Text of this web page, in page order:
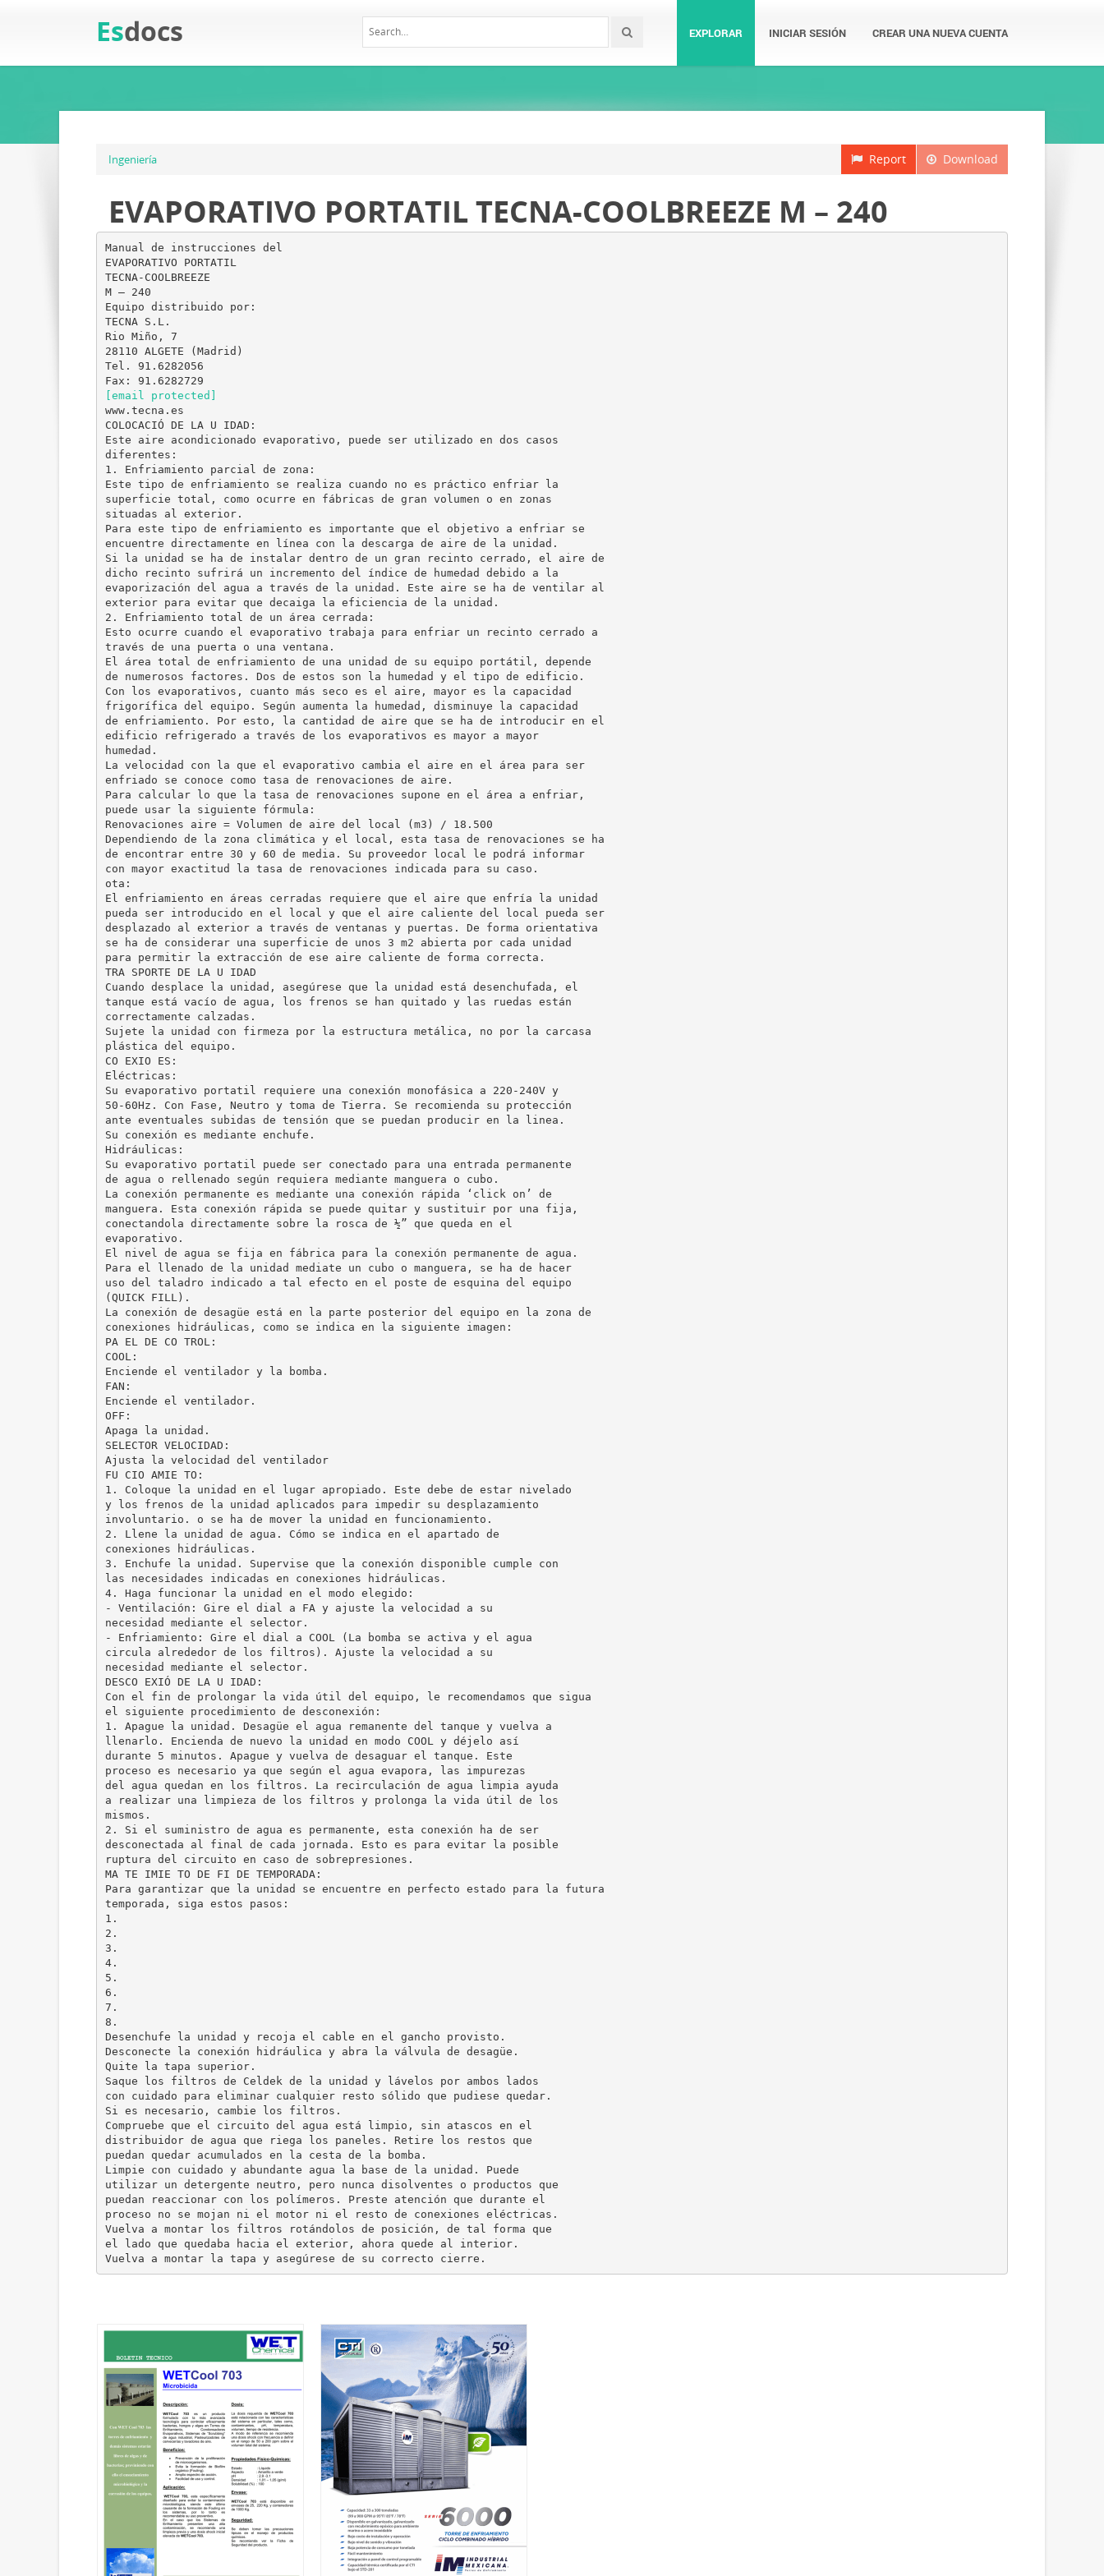
Esdocs EXPLORAR INICIAR SESIÓN CREAR UNA NUEVA CUENTA
Download
Report
Ingeniería
EVAPORATIVO PORTATIL TECNA-COOLBREEZE M – 240
Manual de instrucciones del
EVAPORATIVO PORTATIL
TECNA-COOLBREEZE
M – 240
Equipo distribuido por:
TECNA S.L.
Rio Miño, 7
28110 ALGETE (Madrid)
Tel. 91.6282056
[email protected]
www.tecna.es
COLOCACIÓ DE LA U IDAD:
Este aire acondicionado evaporativo, puede ser utilizado en dos casos
diferentes:
1. Enfriamiento parcial de zona:
Este tipo de enfriamiento se realiza cuando no es práctico enfriar la
superficie total, como ocurre en fábricas de gran volumen o en zonas
situadas al exterior.
Para este tipo de enfriamiento es importante que el objetivo a enfriar se
encuentre directamente en línea con la descarga de aire de la unidad.
Si la unidad se ha de instalar dentro de un gran recinto cerrado, el aire de
dicho recinto sufrirá un incremento del índice de humedad debido a la
evaporización del agua a través de la unidad. Este aire se ha de ventilar al
exterior para evitar que decaiga la eficiencia de la unidad.
2. Enfriamiento total de un área cerrada:
Esto ocurre cuando el evaporativo trabaja para enfriar un recinto cerrado a
través de una puerta o una ventana.
El área total de enfriamiento de una unidad de su equipo portátil, depende
de numerosos factores. Dos de estos son la humedad y el tipo de edificio.
Con los evaporativos, cuanto más seco es el aire, mayor es la capacidad
frigorífica del equipo. Según aumenta la humedad, disminuye la capacidad
de enfriamiento. Por esto, la cantidad de aire que se ha de introducir en el
edificio refrigerado a través de los evaporativos es mayor a mayor
humedad.
La velocidad con la que el evaporativo cambia el aire en el área para ser
enfriado se conoce como tasa de renovaciones de aire.
Para calcular lo que la tasa de renovaciones supone en el área a enfriar,
puede usar la siguiente fórmula:
Renovaciones aire = Volumen de aire del local (m3) / 18.500
Dependiendo de la zona climática y el local, esta tasa de renovaciones se ha
de encontrar entre 30 y 60 de media. Su proveedor local le podrá informar
con mayor exactitud la tasa de renovaciones indicada para su caso.
ota:
El enfriamiento en áreas cerradas requiere que el aire que enfría la unidad
pueda ser introducido en el local y que el aire caliente del local pueda ser
desplazado al exterior a través de ventanas y puertas. De forma orientativa
se ha de considerar una superficie de unos 3 m2 abierta por cada unidad
para permitir la extracción de ese aire caliente de forma correcta.
TRA SPORTE DE LA U IDAD
Cuando desplace la unidad, asegúrese que la unidad está desenchufada, el
tanque está vacío de agua, los frenos se han quitado y las ruedas están
correctamente calzadas.
Sujete la unidad con firmeza por la estructura metálica, no por la carcasa
plástica del equipo.
CO EXIO ES:
Eléctricas:
Su evaporativo portatil requiere una conexión monofásica a 220-240V y
50-60Hz. Con Fase, Neutro y toma de Tierra. Se recomienda su protección
ante eventuales subidas de tensión que se puedan producir en la linea.
Su conexión es mediante enchufe.
Hidráulicas:
Su evaporativo portatil puede ser conectado para una entrada permanente
de agua o rellenado según requiera mediante manguera o cubo.
La conexión permanente es mediante una conexión rápida ‘click on’ de
manguera. Esta conexión rápida se puede quitar y sustituir por una fija,
conectandola directamente sobre la rosca de ½” que queda en el
evaporativo.
El nivel de agua se fija en fábrica para la conexión permanente de agua.
Para el llenado de la unidad mediate un cubo o manguera, se ha de hacer
uso del taladro indicado a tal efecto en el poste de esquina del equipo
(QUICK FILL).
La conexión de desagüe está en la parte posterior del equipo en la zona de
conexiones hidráulicas, como se indica en la siguiente imagen:
PA EL DE CO TROL:
COOL:
Enciende el ventilador y la bomba.
FAN:
Enciende el ventilador.
OFF:
Apaga la unidad.
SELECTOR VELOCIDAD:
Ajusta la velocidad del ventilador
FU CIO AMIE TO:
1. Coloque la unidad en el lugar apropiado. Este debe de estar nivelado
y los frenos de la unidad aplicados para impedir su desplazamiento
involuntario. o se ha de mover la unidad en funcionamiento.
2. Llene la unidad de agua. Cómo se indica en el apartado de
conexiones hidráulicas.
3. Enchufe la unidad. Supervise que la conexión disponible cumple con
las necesidades indicadas en conexiones hidráulicas.
4. Haga funcionar la unidad en el modo elegido:
- Ventilación: Gire el dial a FA y ajuste la velocidad a su
necesidad mediante el selector.
- Enfriamiento: Gire el dial a COOL (La bomba se activa y el agua
circula alrededor de los filtros). Ajuste la velocidad a su
necesidad mediante el selector.
DESCO EXIÓ DE LA U IDAD:
Con el fin de prolongar la vida útil del equipo, le recomendamos que sigua
el siguiente procedimiento de desconexión:
1. Apague la unidad. Desagüe el agua remanente del tanque y vuelva a
llenarlo. Encienda de nuevo la unidad en modo COOL y déjelo así
durante 5 minutos. Apague y vuelva de desaguar el tanque. Este
proceso es necesario ya que según el agua evapora, las impurezas
del agua quedan en los filtros. La recirculación de agua limpia ayuda
a realizar una limpieza de los filtros y prolonga la vida útil de los
mismos.
2. Si el suministro de agua es permanente, esta conexión ha de ser
desconectada al final de cada jornada. Esto es para evitar la posible
ruptura del circuito en caso de sobrepresiones.
MA TE IMIE TO DE FI DE TEMPORADA:
Para garantizar que la unidad se encuentre en perfecto estado para la futura
temporada, siga estos pasos:
1.
2.
3.
4.
5.
6.
7.
8.
Desenchufe la unidad y recoja el cable en el gancho provisto.
Desconecte la conexión hidráulica y abra la válvula de desagüe.
Quite la tapa superior.
Saque los filtros de Celdek de la unidad y lávelos por ambos lados
con cuidado para eliminar cualquier resto sólido que pudiese quedar.
Si es necesario, cambie los filtros.
Compruebe que el circuito del agua está limpio, sin atascos en el
distribuidor de agua que riega los paneles. Retire los restos que
puedan quedar acumulados en la cesta de la bomba.
Limpie con cuidado y abundante agua la base de la unidad. Puede
utilizar un detergente neutro, pero nunca disolventes o productos que
puedan reaccionar con los polímeros. Preste atención que durante el
proceso no se mojan ni el motor ni el resto de conexiones eléctricas.
Vuelva a montar los filtros rotándolos de posición, de tal forma que
el lado que quedaba hacia el exterior, ahora quede al interior.